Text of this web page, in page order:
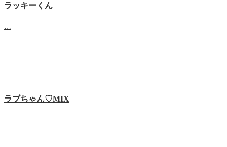
ラッキーくん
ラブちゃん♡MIX